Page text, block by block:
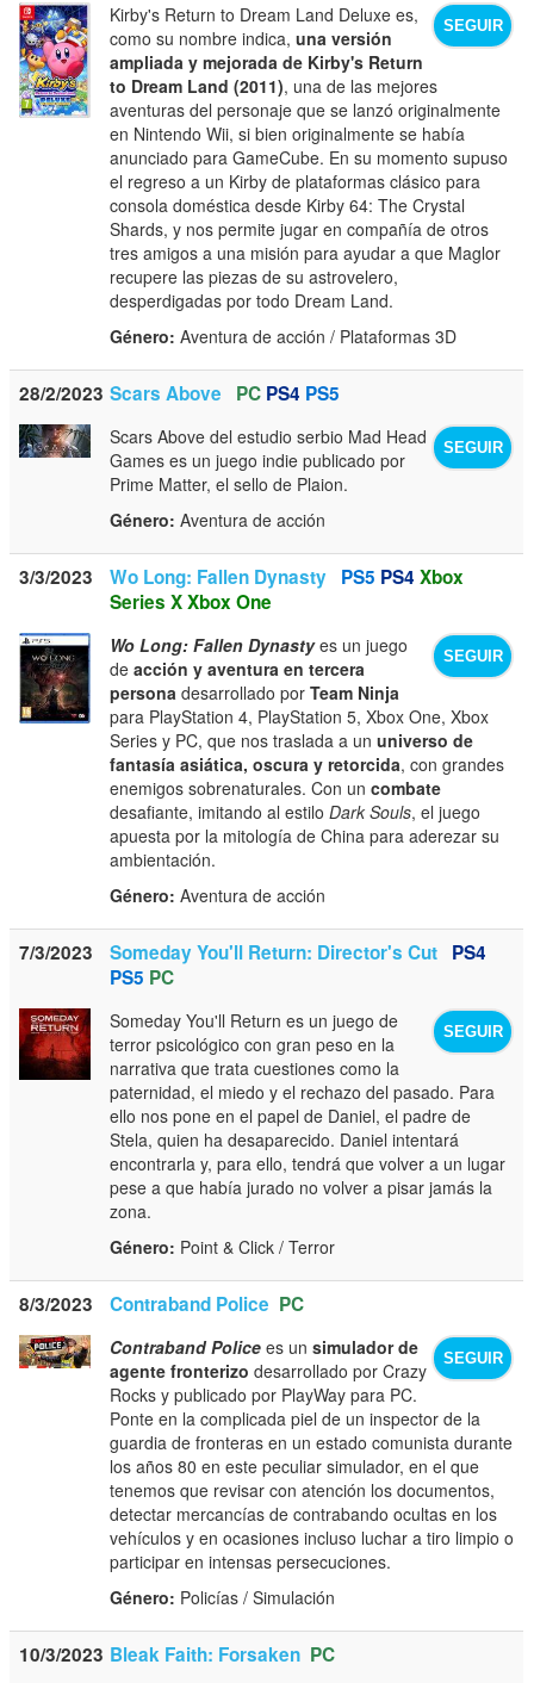
SEGUIR
Kirby's Return to Dream Land Deluxe es,
como su nombre indica,una versión
ampliada y mejorada de Kirby's Return
to Dream Land (2011), una de las mejores
aventuras del personaje que se lanzó originalmente
en Nintendo Wii, si bien originalmente se había
anunciado para GameCube. En su momento supuso
el regreso a un Kirby de plataformas clásico para
consola doméstica desde Kirby 64: The Crystal
Shards, y nos permite jugar en compañía de otros
tres amigos a una misión para ayudar a que Maglor
recupere las piezas de su astrovelero,
desperdigadas por todo Dream Land.
Género: Aventura de acción / Plataformas 3D
28/2/2023 Scars Above PC PS4 PS5
SEGUIR
Scars Above del estudio serbio Mad Head
Games es un juego indie publicado por
Prime Matter, el sello de Plaion.
Género: Aventura de acción
3/3/2023 Wo Long: Fallen Dynasty PS5 PS4 Xbox
Series XXbox One
SEGUIR
Wo Long: Fallen Dynastyes un juego
de acción y aventura en tercera
persona desarrollado porTeam Ninja
para PlayStation 4, PlayStation 5, Xbox One, Xbox
Series y PC, que nos traslada a ununiverso de
fantasía asiática, oscura y retorcida, con grandes
enemigos sobrenaturales. Con uncombate
desafiante, imitando al estiloDark Souls, el juego
apuesta por la mitología de China para aderezar su
ambientación.
Género: Aventura de acción
7/3/2023 Someday You'll Return: Director's Cut PS4
PS5 PC
SEGUIR
Someday You'll Return es un juego de
terror psicológico con gran peso en la
narrativa que trata cuestiones como la
paternidad, el miedo y el rechazo del pasado. Para
ello nos pone en el papel de Daniel, el padre de
Stela, quien ha desaparecido. Daniel intentará
encontrarla y, para ello, tendrá que volver a un lugar
pese a que había jurado no volver a pisar jamás la
zona.
Género: Point & Click / Terror
8/3/2023 Contraband Police PC
SEGUIR
Contraband Police es unsimulador de
agente fronterizo desarrollado por Crazy
Rocks y publicado por PlayWay para PC.
Ponte en la complicada piel de un inspector de la
guardia de fronteras en un estado comunista durante
los años 80 en este peculiar simulador, en el que
tenemos que revisar con atención los documentos,
detectar mercancías de contrabando ocultas en los
vehículos y en ocasiones incluso luchar a tiro limpio o
participar en intensas persecuciones.
Género: Policías / Simulación
10/3/2023 Bleak Faith: Forsaken PC